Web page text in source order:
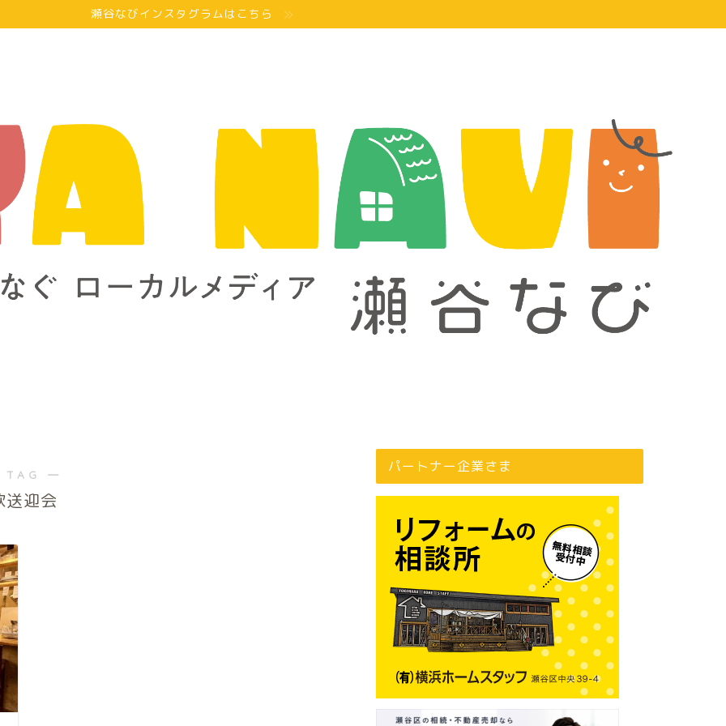
瀬谷なびインスタグラムはこちら
―
送迎会
パートナー企業さま